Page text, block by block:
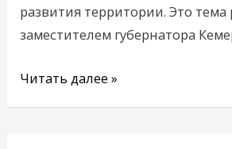
развития территории. Это тема
заместителем губернатора
Читать далее »